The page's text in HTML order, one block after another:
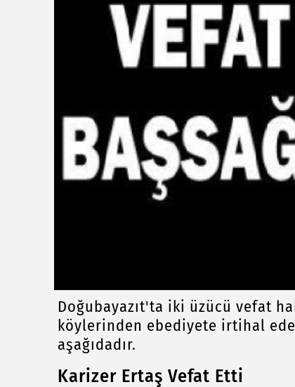
Doğubayazıt'ta iki üzücü vefat
köylerinden ebediyete irtihal
aşağıdadır.
Karizer Ertaş Vefat Etti